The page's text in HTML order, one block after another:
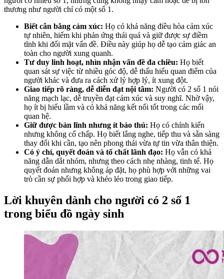
thương như người chỉ có một số 1.
Biết cân bằng cảm xúc: Họ có khả năng điều hòa cảm xúc
tự nhiên, hiếm khi phản ứng thái quá và giữ được sự điềm
tĩnh khi đối mặt vấn đề. Điều này giúp họ dễ tạo cảm giác an
toàn cho người xung quanh.
Tư duy linh hoạt, nhìn nhận vấn đề đa chiều: Họ biết
quan sát sự việc từ nhiều góc độ, dễ thấu hiểu quan điểm của
người khác và đưa ra cách xử lý hợp lý, ít xung đột.
Giao tiếp rõ ràng, dễ diễn đạt nội tâm: Người có 2 số 1 nói
năng mạch lạc, dễ truyền đạt cảm xúc và suy nghĩ. Nhờ vậy,
họ ít bị hiểu lầm và có khả năng kết nối tốt trong các mối
quan hệ.
Giữ được bản lĩnh nhưng ít bảo thủ: Họ có chính kiến
nhưng không cố chấp. Họ biết lắng nghe, tiếp thu và sẵn sàng
thay đổi khi cần, tạo nên phong thái vừa tự tin vừa thân thiện.
Có ý chí, quyết đoán và tố chất lãnh đạo: Họ vẫn có khả
năng dẫn dắt nhóm, nhưng theo cách nhẹ nhàng, tinh tế. Họ
quyết đoán nhưng không áp đặt, họ phù hợp với những vai
trò cần sự phối hợp và khéo léo trong giao tiếp.
Lời khuyên dành cho người có 2 số 1
trong biểu đồ ngày sinh